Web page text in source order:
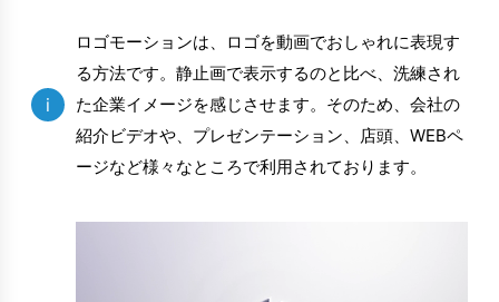
i
ロゴモーションは、ロゴを動画でおしゃれに表現す
る方法です。静止画で表示するのと比べ、洗練され
た企業イメージを感じさせます。そのため、会社の
紹介ビデオや、プレゼンテーション、店頭、WEBペ
ージなど様々なところで利用されております。